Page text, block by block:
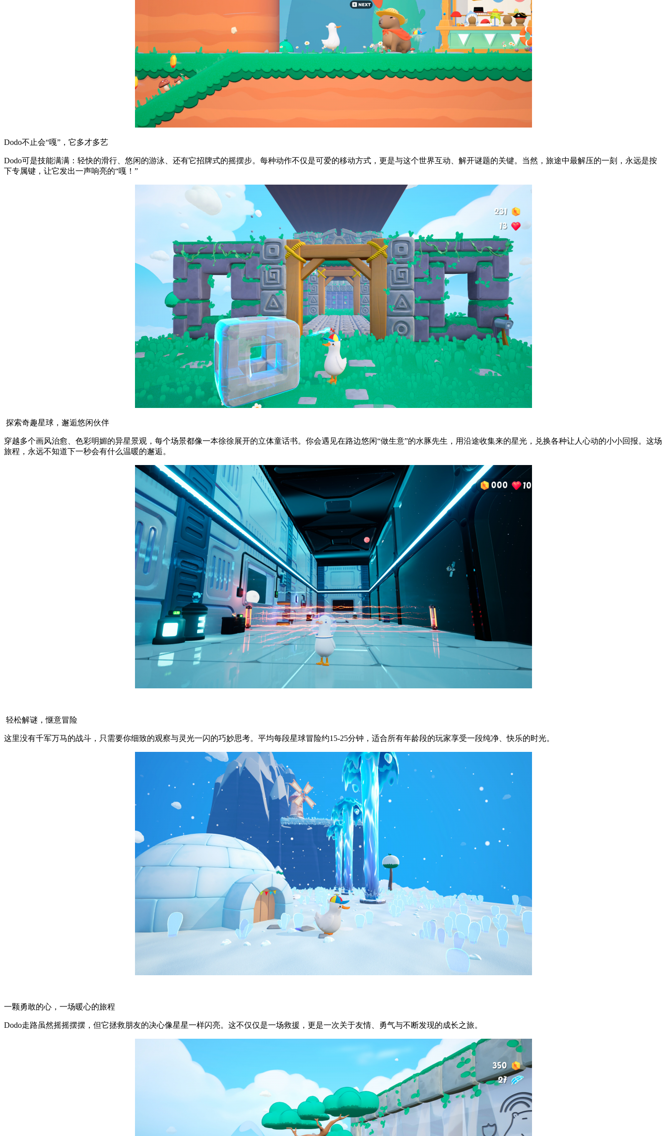
Dodo不止会“嘎”，它多才多艺
Dodo可是技能满满：轻快的滑行、悠闲的游泳、还有它招牌式的摇摆步。每种动作不仅是可爱的移动方式，更是与这个世界互动、解开谜题的关键。当然，旅途中最解压的一刻，永远是按
下专属键，让它发出一声响亮的“嘎！”
探索奇趣星球，邂逅悠闲伙伴
穿越多个画风治愈、色彩明媚的异星景观，每个场景都像一本徐徐展开的立体童话书。你会遇见在路边悠闲“做生意”的水豚先生，用沿途收集来的星光，兑换各种让人心动的小小回报。这场
旅程，永远不知道下一秒会有什么温暖的邂逅。
轻松解谜，惬意冒险
这里没有千军万马的战斗，只需要你细致的观察与灵光一闪的巧妙思考。平均每段星球冒险约15-25分钟，适合所有年龄段的玩家享受一段纯净、快乐的时光。
一颗勇敢的心，一场暖心的旅程
Dodo走路虽然摇摇摆摆，但它拯救朋友的决心像星星一样闪亮。这不仅仅是一场救援，更是一次关于友情、勇气与不断发现的成长之旅。